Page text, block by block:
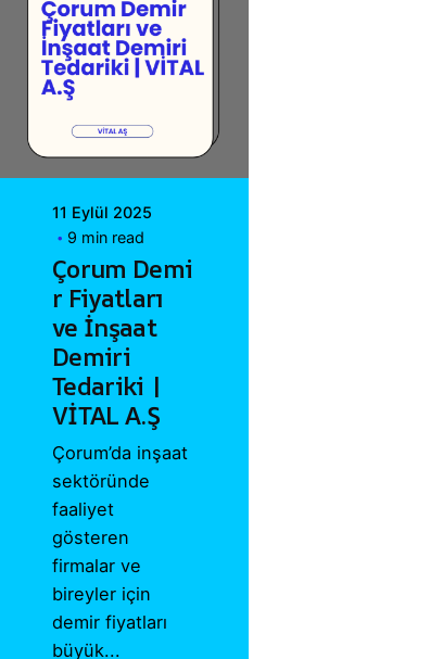
Posted by
Webmaster
11 Eylül 2025
9 min read
Çorum Demi
r Fiyatları
ve İnşaat
Demiri
Tedariki |
VİTAL A.Ş
Çorum’da inşaat
sektöründe
faaliyet
gösteren
firmalar ve
bireyler için
demir fiyatları
büyük...